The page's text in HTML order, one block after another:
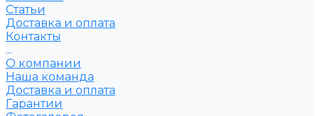
Статьи
Доставка и оплата
Контакты
...
О компании
Наша команда
Доставка и оплата
Гарантии